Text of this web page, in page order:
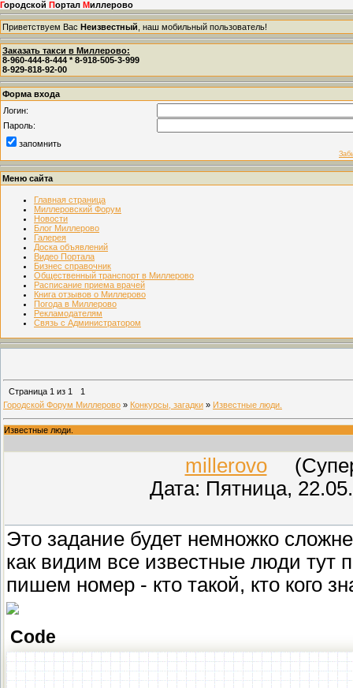
Городской Портал Миллерово
Приветствуем Вас Неизвестный , наш мобильный пользователь!
Заказать такси в Миллерово:
8-960-444-8-444 * 8-918-505-3-999
8-929-818-92-00
Форма входа
Логин:
Пароль:
запомнить
Меню сайта
Главная страница
Миллеровский Форум
Новости
Блог Миллерово
Галерея
Доска объявлений
Видео Портала
Бизнес справочник
Общественный транспорт в Миллерово
Расписание приема врачей
Книга отзывов о Миллерово
Погода в Миллерово
Рекламодателям
Связь с Администратором
Страница 1 из 1
1
Городской Форум Миллерово » Конкурсы, загадки » Известные люди.
Известные люди.
millerovo
Дата: Пятница,
Это задание будет немножко
как видим все известные люди тут
пишем номер - кто такой, кто кого
Code